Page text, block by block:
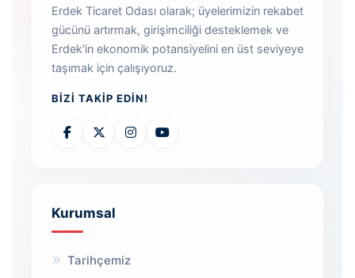
Erdek Ticaret Odası olarak; üyelerimizin rekabet
gücünü artırmak, girişimciliği desteklemek ve
Erdek'in ekonomik potansiyelini en üst seviyeye
taşımak için çalışıyoruz.
BIZI TAKIP EDIN!
Kurumsal
Tarihçemiz